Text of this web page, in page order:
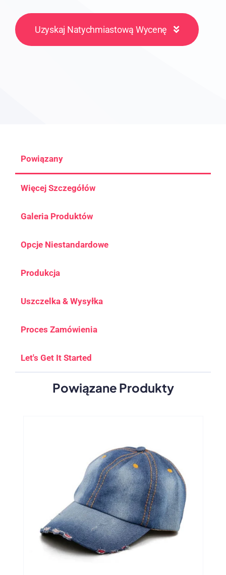
Uzyskaj Natychmiastową Wycenę
Powiązany
Więcej Szczegółów
Galeria Produktów
Opcje Niestandardowe
Produkcja
Uszczelka & Wysyłka
Proces Zamówienia
Let's Get It Started
Powiązane Produkty